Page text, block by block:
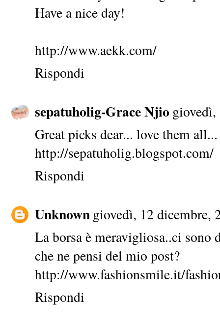
Have a nice day!
http://www.aekk.com/
Rispondi
sepatuholig-Grace Njio
Great picks dear... love them all...
http://sepatuholig.blogspot.com/
Rispondi
Unknown giovedì, 12 dicembre,
La borsa è meravigliosa..ci sono
che ne pensi del mio post?
http://www.fashionsmile.it/
Rispondi